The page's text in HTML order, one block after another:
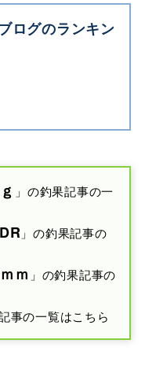
ログのランキン
」の釣果記事の一
」の釣果記事の
ｍ 」の釣果記事の
事の一覧はこちら